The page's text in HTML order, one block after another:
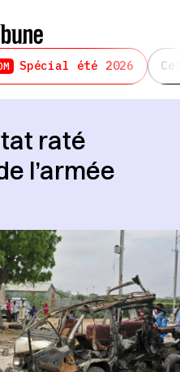
Spécial été 2026
raté
l’armée